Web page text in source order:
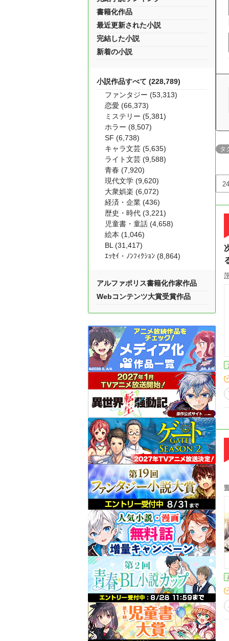
タ
書籍化作品
最近更新された小説
完結した小説
新着の小説
小説作品すべて (228,789)
ファンタジー (53,313)
恋愛 (66,373)
ミステリー (5,381)
ホラー (8,507)
SF (6,738)
キャラ文芸 (5,635)
ライト文芸 (9,588)
青春 (7,920)
現代文学 (9,620)
大衆娯楽 (6,072)
経済・企業 (436)
歴史・時代 (3,221)
児童書・童話 (4,658)
絵本 (1,046)
BL (31,417)
ｴｯｾｲ・ﾉﾝﾌｨｸｼｮﾝ (8,864)
アルファポリス書籍化作家作品
Webコンテンツ大賞受賞作品